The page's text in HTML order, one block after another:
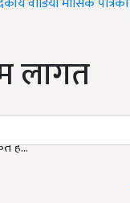
लागत
हैं...